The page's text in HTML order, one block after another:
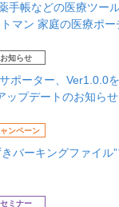
手帳などの医療ツー
マン 家庭の医療ポ
お知らせ
ポーター、Ver1.0.0
ップデートのお知らせ
ンペーン
きバーキングファイ
セミナー